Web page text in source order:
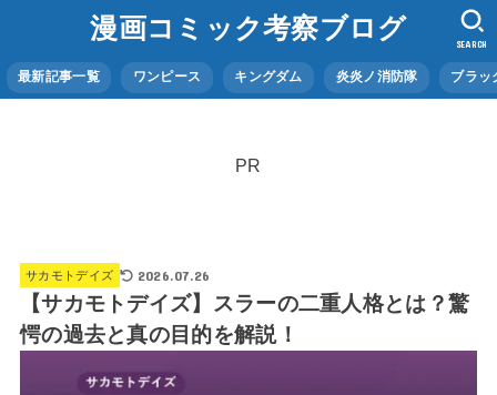
漫画コミック考察ブログ
最新記事一覧 ワンピース キングダム 炎炎ノ消防隊 ブラッ
SEARCH
PR
サカモトデイズ 2026.07.26
【サカモトデイズ】スラーの二重人格とは？驚
愕の過去と真の目的を解説！